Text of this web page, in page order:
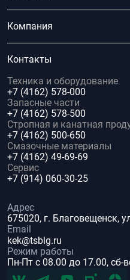
Компания
Контакты
Техника и оборудование
+7 (4162) 578-000
Запасные части
+7 (4162) 578-500
Стропная и канатная
+7 (4162) 500-650
Смазочные материалы
+7 (4162) 49-69-69
Сервис
+7 (914) 060-30-25
Адрес
675020, г. Благовещенск,
Email
kek@tsblg.ru
Режим работы
Пн-Пт с 08.00 до 17.00,